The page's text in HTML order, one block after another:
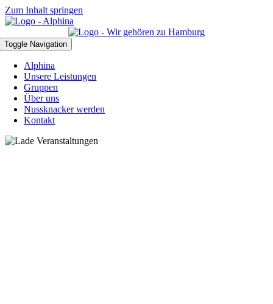
Zum Inhalt springen
Toggle Navigation
Alphina
Unsere Leistungen
Gruppen
Über uns
Nussknacker werden
Kontakt